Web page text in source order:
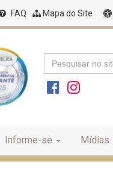
FAQ Mapa do Site
Informe-se Mídias